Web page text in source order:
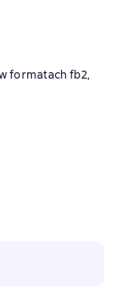
formatach fb2,